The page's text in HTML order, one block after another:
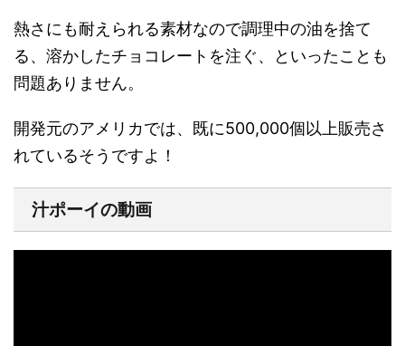
熱さにも耐えられる素材なので調理中の油を捨て
る、溶かしたチョコレートを注ぐ、といったことも
問題ありません。
開発元のアメリカでは、既に500,000個以上販売さ
れているそうですよ！
汁ポーイの動画